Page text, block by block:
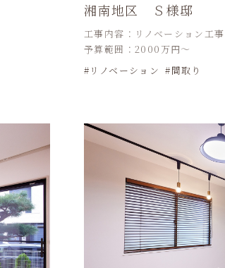
湘南地区 Ｓ様邸
工事内容：リノベーション工事
予算範囲：2000万円～
リノベーション
間取り